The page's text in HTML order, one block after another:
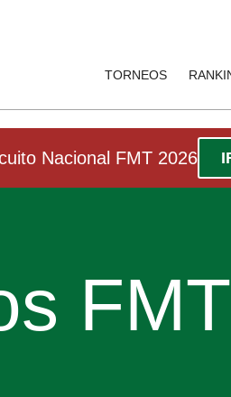
TORNEOS
Nacional FMT 2026
FMT